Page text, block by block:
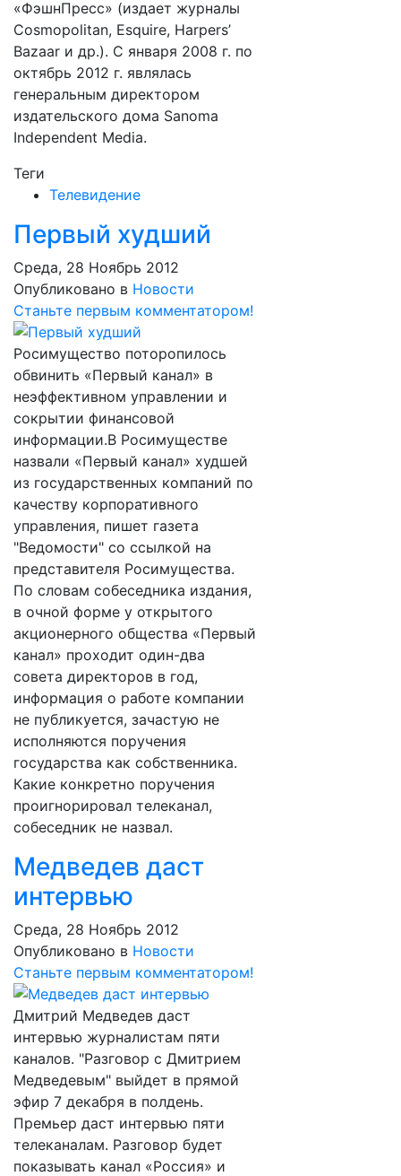
«ФэшнПресс» (издает журналы
Cosmopolitan, Esquire, Harpers’
Bazaar и др.). С января 2008 г. по
октябрь 2012 г. являлась
генеральным директором
издательского дома Sanoma
Independent Media.
Теги
Телевидение
Первый худший
Среда, 28 Ноябрь 2012
Опубликовано в Новости
Станьте первым комментатором!
Росимущество поторопилось
обвинить «Первый канал» в
неэффективном управлении и
сокрытии финансовой
информации.В Росимуществе
назвали «Первый канал» худшей
из государственных компаний по
качеству корпоративного
управления, пишет газета
"Ведомости" со ссылкой на
представителя Росимущества.
По словам собеседника издания,
в очной форме у открытого
акционерного общества «Первый
канал» проходит один-два
совета директоров в год,
информация о работе компании
не публикуется, зачастую не
исполняются поручения
государства как собственника.
Какие конкретно поручения
проигнорировал телеканал,
собеседник не назвал.
Медведев даст
интервью
Среда, 28 Ноябрь 2012
Опубликовано в Новости
Станьте первым комментатором!
Дмитрий Медведев даст
интервью журналистам пяти
каналов. "Разговор с Дмитрием
Медведевым" выйдет в прямой
эфир 7 декабря в полдень.
Премьер даст интервью пяти
телеканалам. Разговор будет
показывать канал «Россия» и